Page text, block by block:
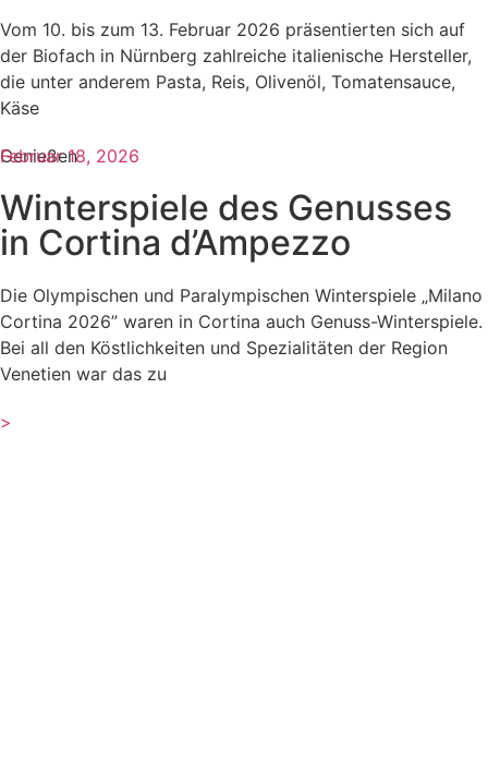
Vom 10. bis zum 13. Februar 2026 präsentierten sich auf
der Biofach in Nürnberg zahlreiche italienische Hersteller,
die unter anderem Pasta, Reis, Olivenöl, Tomatensauce,
Käse
Genießen
Winterspiele des Genusses
in Cortina d’Ampezzo
Die Olympischen und Paralympischen Winterspiele „Milano
Cortina 2026” waren in Cortina auch Genuss-Winterspiele.
Bei all den Köstlichkeiten und Spezialitäten der Region
Venetien war das zu
Februar 18, 2026
>